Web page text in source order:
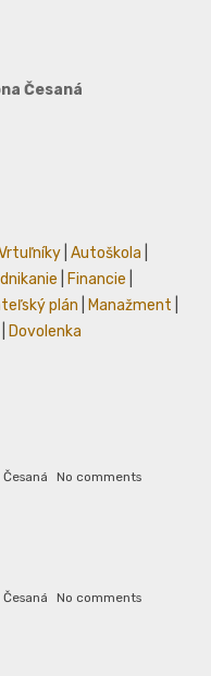
Česaná
Autoškola
Financie
plán Manažment
Dovolenka
No comments
No comments